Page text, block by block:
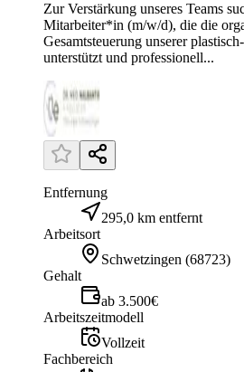
Zur Verstärkung unseres Teams
Mitarbeiter*in (m/w/d), die die
Gesamtsteuerung unserer
unterstützt und professionell...
Entfernung
295,0 km entfernt
Arbeitsort
Schwetzingen (68723)
Gehalt
ab 3.500€
Arbeitszeitmodell
Vollzeit
Fachbereich